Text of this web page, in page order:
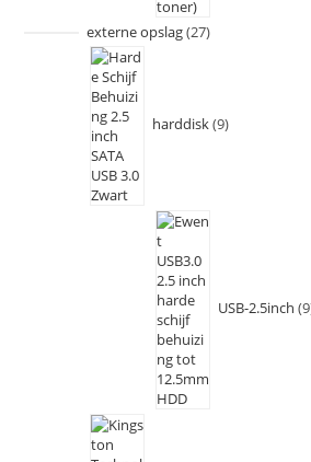
externe opslag 27
harddisk 9
USB-2.5inch 9